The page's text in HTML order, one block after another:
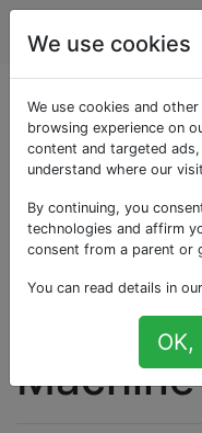
Apple
le
pour
We use cookies
We use cookies and
browsing experience on
content and targeted
understand where our
By continuing, you
technologies and affirm
consent from a parent or
You can read details in our